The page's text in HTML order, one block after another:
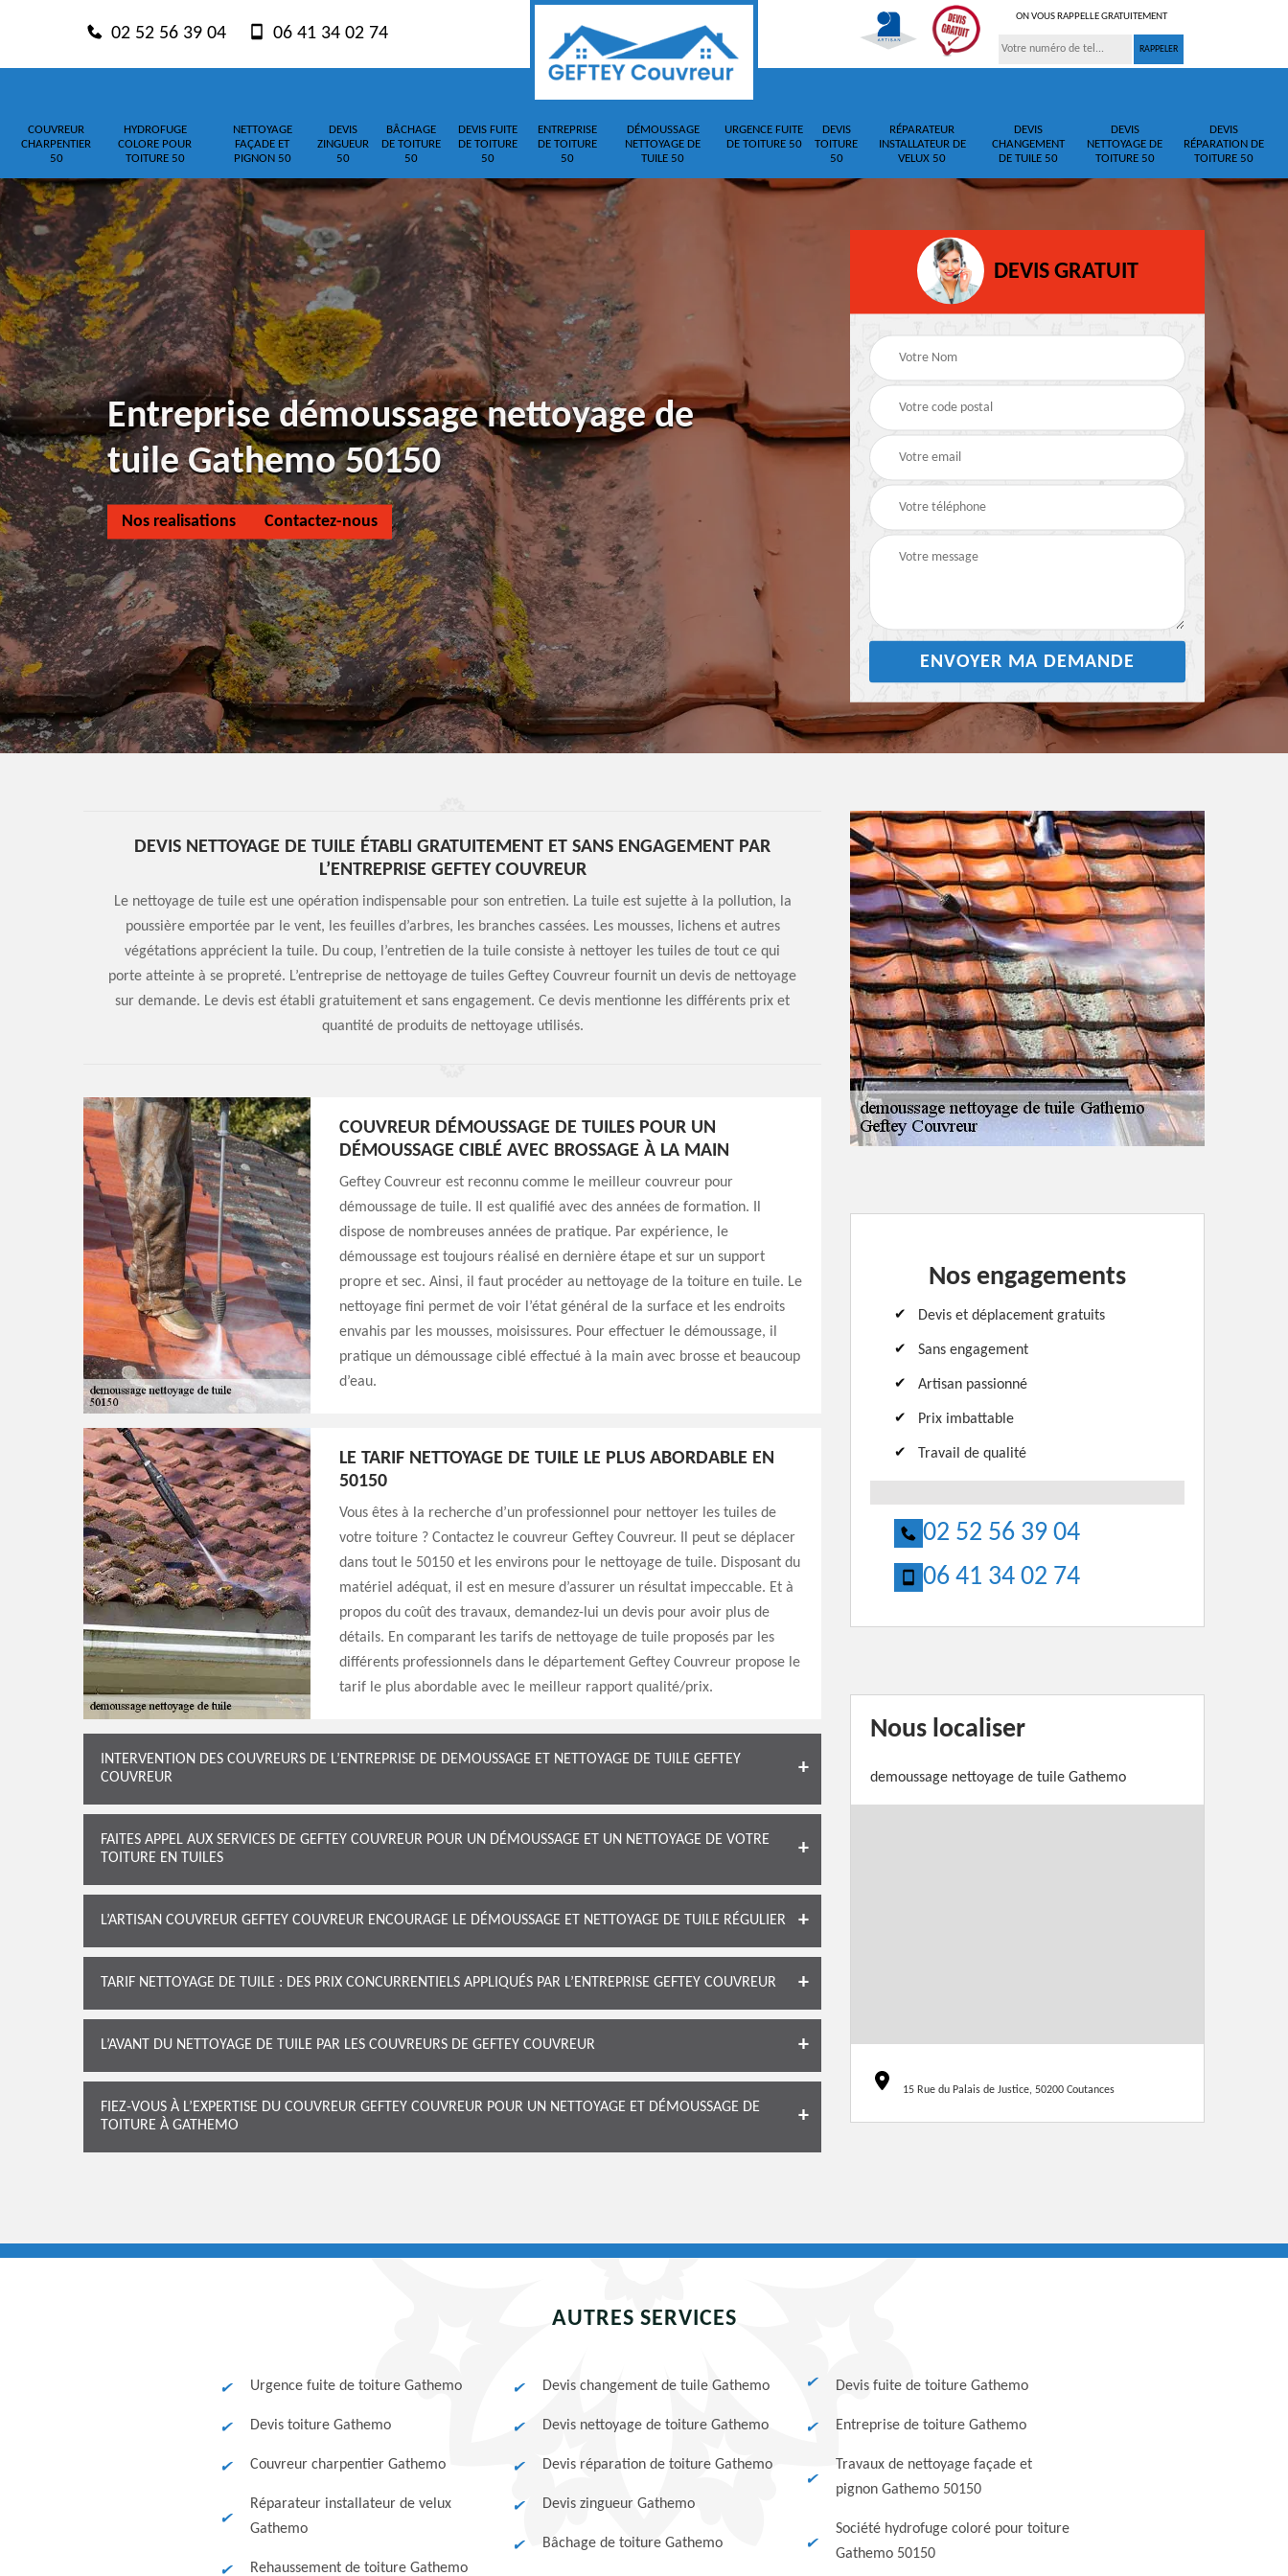
02 52 56 39 04 06 41 34 02 74
ON VOUS RAPPELLE GRATUITEMENT
COUVREUR
CHARPENTIER
50
HYDROFUGE
COLORE POUR
TOITURE 50
NETTOYAGE
FAÇADE ET
PIGNON 50
DEVIS
ZINGUEUR
50
BÂCHAGE
DE TOITURE
50
DEVIS FUITE
DE TOITURE
50
ENTREPRISE
DE TOITURE
50
DÉMOUSSAGE
NETTOYAGE DE
TUILE 50
URGENCE FUITE
DE TOITURE 50
DEVIS
TOITURE
50
RÉPARATEUR
INSTALLATEUR DE
VELUX 50
DEVIS
CHANGEMENT
DE TUILE 50
DEVIS
NETTOYAGE DE
TOITURE 50
DEVIS
RÉPARATION DE
TOITURE 50
Entreprise démoussage nettoyage de
tuile Gathemo 50150
Nos realisations Contactez-nous
DEVIS GRATUIT
DEVIS NETTOYAGE DE TUILE ÉTABLI GRATUITEMENT ET SANS ENGAGEMENT PAR
L’ENTREPRISE GEFTEY COUVREUR
Le nettoyage de tuile est une opération indispensable pour son entretien. La tuile est sujette à la pollution, la
poussière emportée par le vent, les feuilles d’arbres, les branches cassées. Les mousses, lichens et autres
végétations apprécient la tuile. Du coup, l’entretien de la tuile consiste à nettoyer les tuiles de tout ce qui
porte atteinte à se propreté. L’entreprise de nettoyage de tuiles Geftey Couvreur fournit un devis de nettoyage
sur demande. Le devis est établi gratuitement et sans engagement. Ce devis mentionne les différents prix et
quantité de produits de nettoyage utilisés.
COUVREUR DÉMOUSSAGE DE TUILES POUR UN
DÉMOUSSAGE CIBLÉ AVEC BROSSAGE À LA MAIN
Geftey Couvreur est reconnu comme le meilleur couvreur pour
démoussage de tuile. Il est qualifié avec des années de formation. Il
dispose de nombreuses années de pratique. Par expérience, le
démoussage est toujours réalisé en dernière étape et sur un support
propre et sec. Ainsi, il faut procéder au nettoyage de la toiture en tuile. Le
nettoyage fini permet de voir l’état général de la surface et les endroits
envahis par les mousses, moisissures. Pour effectuer le démoussage, il
pratique un démoussage ciblé effectué à la main avec brosse et beaucoup
d’eau.
LE TARIF NETTOYAGE DE TUILE LE PLUS ABORDABLE EN
50150
Vous êtes à la recherche d’un professionnel pour nettoyer les tuiles de
votre toiture ? Contactez le couvreur Geftey Couvreur. Il peut se déplacer
dans tout le 50150 et les environs pour le nettoyage de tuile. Disposant du
matériel adéquat, il est en mesure d’assurer un résultat impeccable. Et à
propos du coût des travaux, demandez-lui un devis pour avoir plus de
détails. En comparant les tarifs de nettoyage de tuile proposés par les
différents professionnels dans le département Geftey Couvreur propose le
tarif le plus abordable avec le meilleur rapport qualité/prix.
INTERVENTION DES COUVREURS DE L’ENTREPRISE DE DEMOUSSAGE ET NETTOYAGE DE TUILE GEFTEY
COUVREUR
FAITES APPEL AUX SERVICES DE GEFTEY COUVREUR POUR UN DÉMOUSSAGE ET UN NETTOYAGE DE VOTRE
TOITURE EN TUILES
L’ARTISAN COUVREUR GEFTEY COUVREUR ENCOURAGE LE DÉMOUSSAGE ET NETTOYAGE DE TUILE RÉGULIER
TARIF NETTOYAGE DE TUILE : DES PRIX CONCURRENTIELS APPLIQUÉS PAR L’ENTREPRISE GEFTEY COUVREUR
L’AVANT DU NETTOYAGE DE TUILE PAR LES COUVREURS DE GEFTEY COUVREUR
FIEZ-VOUS À L’EXPERTISE DU COUVREUR GEFTEY COUVREUR POUR UN NETTOYAGE ET DÉMOUSSAGE DE
TOITURE À GATHEMO
Nos engagements
Devis et déplacement gratuits
Sans engagement
Artisan passionné
Prix imbattable
Travail de qualité
02 52 56 39 04
06 41 34 02 74
Nous localiser
demoussage nettoyage de tuile Gathemo
15 Rue du Palais de Justice, 50200 Coutances
AUTRES SERVICES
Urgence fuite de toiture Gathemo
Devis toiture Gathemo
Couvreur charpentier Gathemo
Réparateur installateur de velux
Gathemo
Rehaussement de toiture Gathemo
Devis changement de tuile Gathemo
Devis nettoyage de toiture Gathemo
Devis réparation de toiture Gathemo
Devis zingueur Gathemo
Bâchage de toiture Gathemo
Devis fuite de toiture Gathemo
Entreprise de toiture Gathemo
Travaux de nettoyage façade et
pignon Gathemo 50150
Société hydrofuge coloré pour toiture
Gathemo 50150